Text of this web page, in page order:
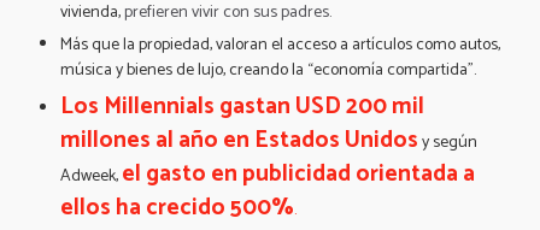
vivienda,prefieren vivir con sus padres.
Más que la propiedad, valoran el acceso a artículos como autos,
música y bienes de lujo, creando la “economía compartida”.
Los Millennials gastan USD 200 mil
millones al año en Estados Unidosy según
Adweek,el gasto en publicidad orientada a
ellos ha crecido 500%.